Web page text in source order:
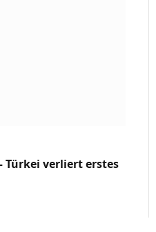
Türkei verliert erstes